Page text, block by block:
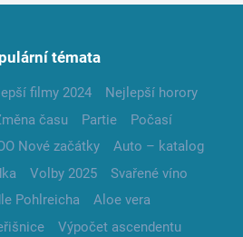
témata
filmy 2024
Nejlepší horory
času Partie
Počasí
Nové začátky
Auto – katalog
Volby 2025
Svařené víno
Pohlreicha
Aloe vera
Výpočet ascendentu